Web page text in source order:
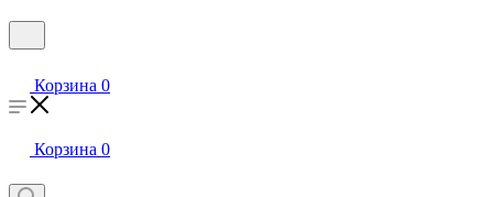
Корзина 0
Корзина 0